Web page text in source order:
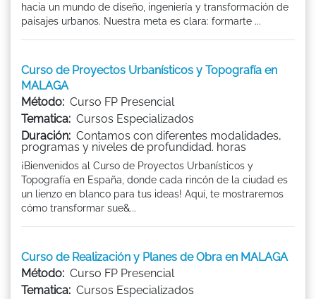
hacia un mundo de diseño, ingeniería y transformación de
paisajes urbanos. Nuestra meta es clara: formarte ...
Curso de Proyectos Urbanísticos y Topografía en
MALAGA
Método: Curso FP Presencial
Tematica: Cursos Especializados
Duración: Contamos con diferentes modalidades,
programas y niveles de profundidad. horas
¡Bienvenidos al Curso de Proyectos Urbanísticos y
Topografía en España, donde cada rincón de la ciudad es
un lienzo en blanco para tus ideas! Aquí, te mostraremos
cómo transformar sue&...
Curso de Realización y Planes de Obra en MALAGA
Método: Curso FP Presencial
Tematica: Cursos Especializados